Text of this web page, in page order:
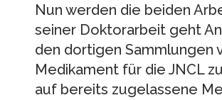
Nun werden die beiden
seiner Doktorarbeit geht
den dortigen Sammlungen
Medikament für die JNCL
auf bereits zugelassene